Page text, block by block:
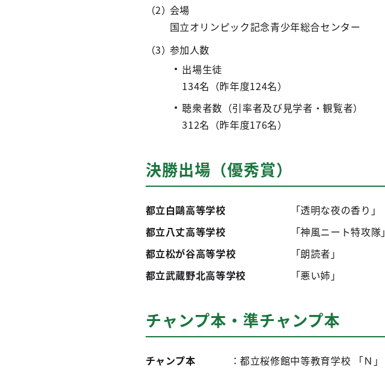
会場
国立オリンピック記念青少年総合センター
参加人数
出場生徒
134名（昨年度124名）
聴衆者数（引率者及び見学者・観覧者）
312名（昨年度176名）
決勝出場（優秀賞）
都立白鷗高等学校
「透明な夜の香り」
都立八丈高等学校
「神風ニート特攻隊」
都立松が谷高等学校
「朗読者」
都立武蔵野北高等学校
「悪い姉」
チャンプ本・準チャンプ本
チャンプ本
：都立桜修館中等教育学校 「Ｎ」